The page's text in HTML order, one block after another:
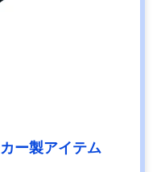
ー製アイテム